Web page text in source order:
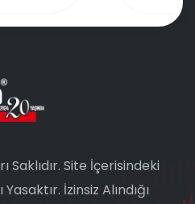
Site İçerisindeki
İzinsiz Alındığı